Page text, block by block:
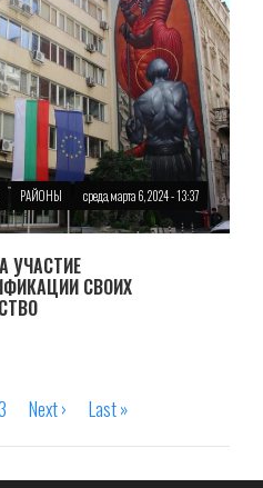
РАЙОНЫ среда, марта 6, 2024 - 13:37
УЧАСТИЕ
СВОИХ
Следующая
Next ›
Последняя
Last »